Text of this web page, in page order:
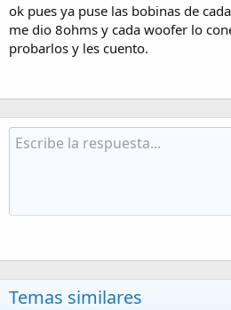
ok pues ya puse las bobinas de
me dio 8ohms y cada woofer lo
probarlos y les cuento.
Temas similares